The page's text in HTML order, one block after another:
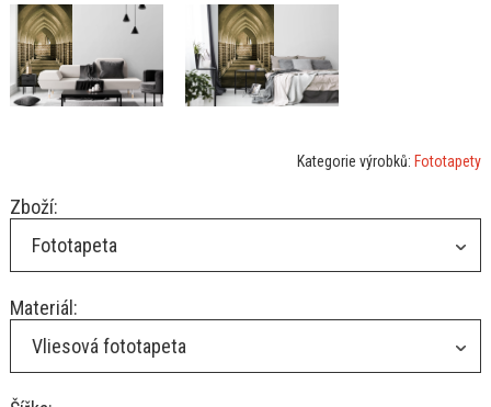
Kategorie výrobků: Fototapety
Zboží:
Fototapeta
Materiál:
Vliesová fototapeta